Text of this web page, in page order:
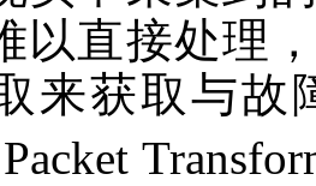
以直接处理
来获取与故
Packet